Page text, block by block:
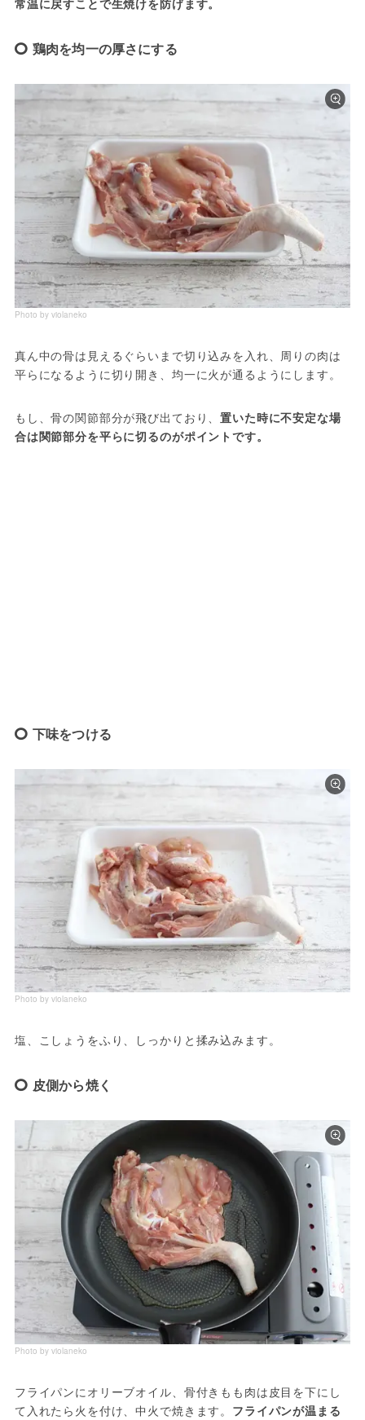
鶏肉を均一の厚さにする
Photo by violaneko
真ん中の骨は見えるぐらいまで切り込みを入れ、周りの肉は
平らになるように切り開き、均一に火が通るようにします。
もし、骨の関節部分が飛び出ており、置いた時に不安定な場
合は関節部分を平らに切るのがポイントです。
下味をつける
Photo by violaneko
塩、こしょうをふり、しっかりと揉み込みます。
皮側から焼く
Photo by violaneko
フライパンにオリーブオイル、骨付きもも肉は皮目を下にし
て入れたら火を付け、中火で焼きます。 フライパンが温まる